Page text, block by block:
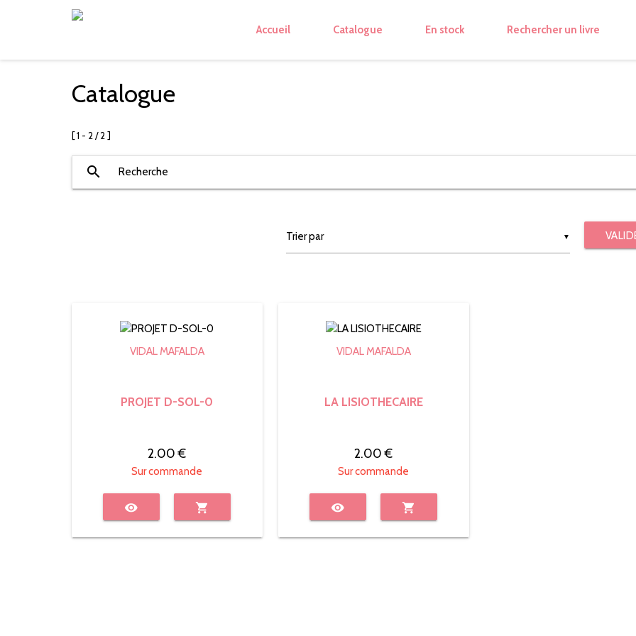
Accueil Catalogue En stock Rechercher un livre
Catalogue
[ 1 - 2 / 2 ]
search Recherche
▼
VIDAL MAFALDA
PROJET D-SOL-0
2.00 €
Sur commande
visibility shopping_cart
VIDAL MAFALDA
LA LISIOTHECAIRE
2.00 €
Sur commande
visibility shopping_cart